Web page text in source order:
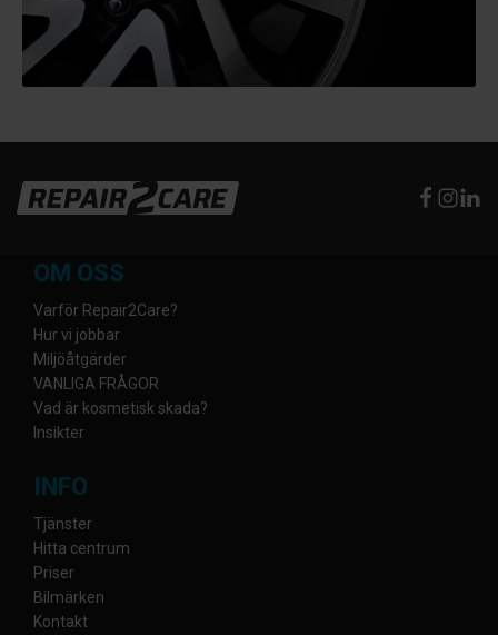
OM OSS
Varför Repair2Care?
Hur vi jobbar
Miljöåtgärder
VANLIGA FRÅGOR
Vad är kosmetisk skada?
Insikter
INFO
Tjänster
Hitta centrum
Priser
Bilmärken
Kontakt